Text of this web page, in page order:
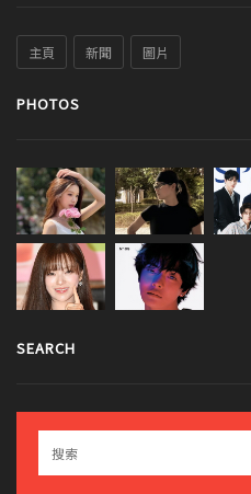
主頁 新聞 圖片
PHOTOS
SEARCH